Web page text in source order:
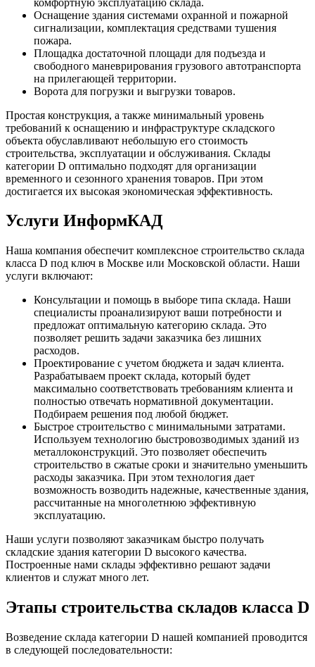
Оснащение здания системами охранной и пожарной
сигнализации, комплектация средствами тушения
пожара.
Площадка достаточной площади для подъезда и
свободного маневрирования грузового автотранспорта
на прилегающей территории.
Ворота для погрузки и выгрузки товаров.
Простая конструкция, а также минимальный уровень
требований к оснащению и инфраструктуре складского
объекта обуславливают небольшую его стоимость
строительства, эксплуатации и обслуживания. Склады
категории D оптимально подходят для организации
временного и сезонного хранения товаров. При этом
достигается их высокая экономическая эффективность.
Услуги ИнформКАД
Наша компания обеспечит комплексное строительство склада
класса D под ключ в Москве или Московской области. Наши
услуги включают:
Консультации и помощь в выборе типа склада. Наши
специалисты проанализируют ваши потребности и
предложат оптимальную категорию склада. Это
позволяет решить задачи заказчика без лишних
расходов.
Проектирование с учетом бюджета и задач клиента.
Разрабатываем проект склада, который будет
максимально соответствовать требованиям клиента и
полностью отвечать нормативной документации.
Подбираем решения под любой бюджет.
Быстрое строительство с минимальными затратами.
Используем технологию быстровозводимых зданий из
металлоконструкций. Это позволяет обеспечить
строительство в сжатые сроки и значительно уменьшить
расходы заказчика. При этом технология дает
возможность возводить надежные, качественные здания,
рассчитанные на многолетнюю эффективную
эксплуатацию.
Наши услуги позволяют заказчикам быстро получать
складские здания категории D высокого качества.
Построенные нами склады эффективно решают задачи
клиентов и служат много лет.
Этапы строительства складов класса D
Возведение склада категории D нашей компанией проводится
в следующей последовательности: